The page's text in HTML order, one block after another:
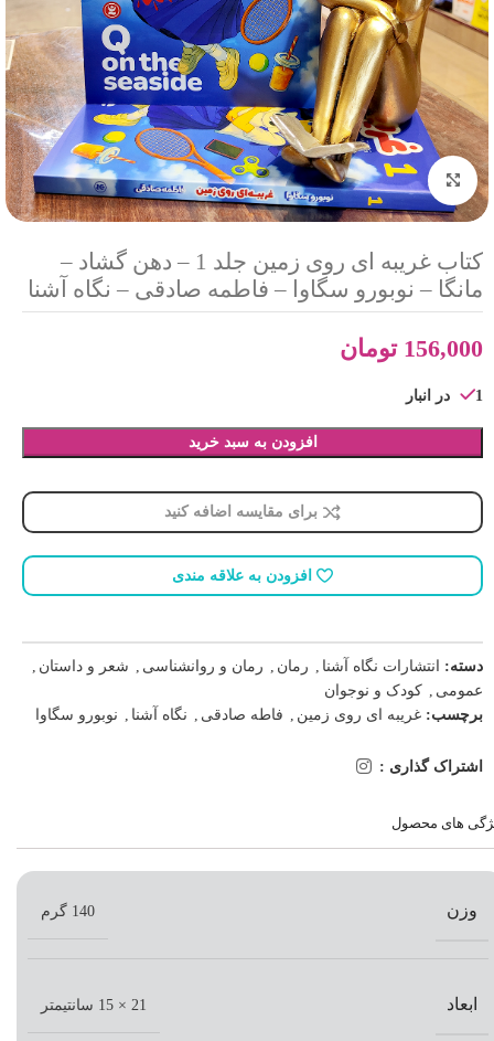
بزرگنمایی تصویر
کتاب غریبه ای روی زمین جلد 1 – دهن گشاد –
مانگا – نوبورو سگاوا – فاطمه صادقی – نگاه آشنا
156,000 تومان
1 در انبار
افزودن به سبد خرید
برای مقایسه اضافه کنید
افزودن به علاقه مندی
دسته: انتشارات نگاه آشنا , رمان , رمان و روانشناسی , شعر و داستان ,
عمومی , کودک و نوجوان
برچسب: غریبه ای روی زمین , فاطه صادقی , نگاه آشنا , نوبورو سگاوا
اشتراک گذاری :
های محصول
وزن 140 گرم
ابعاد 21 × 15 سانتیمتر